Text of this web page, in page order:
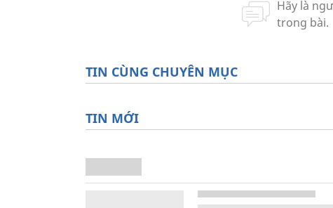
TIN CÙNG CHUYÊN MỤC
TIN MỚI